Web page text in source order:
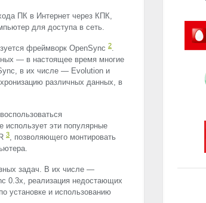
ПК в Интернет через КПК,
для доступа в сеть.
фреймворк OpenSync 2.
— в настоящее время многие
в их числе — Evolution и
различных данных, в
использует эти популярные
3, позволяющего монтировать
задач. В их числе —
0.3x, реализация недостающих
установке и использованию